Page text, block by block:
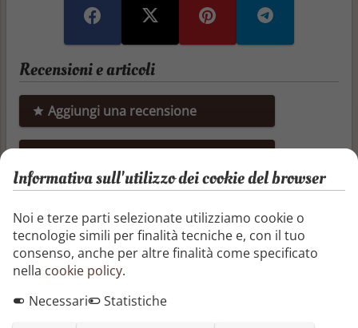
Recensioni e articoli
Aggiungi una recensione
Non ci sono ancora recensioni o articoli
Altri libri di Michael Robertson
Italiana): A Space Opera (Galactic Terror
Informativa sull'utilizzo dei cookie del browser
Noi e terze parti selezionate utilizziamo cookie o
tecnologie simili per finalità tecniche e, con il tuo
consenso, anche per altre finalità come specificato
nella cookie policy.
Necessari
Statistiche